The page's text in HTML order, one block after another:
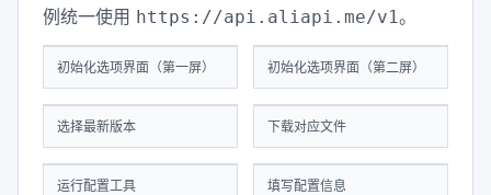
例统一使用 https://api.aliapi.me/v1。
初始化选项界面（第一屏） 初始化选项界面（第二屏）
选择最新版本 下载对应文件
运行配置工具 填写配置信息